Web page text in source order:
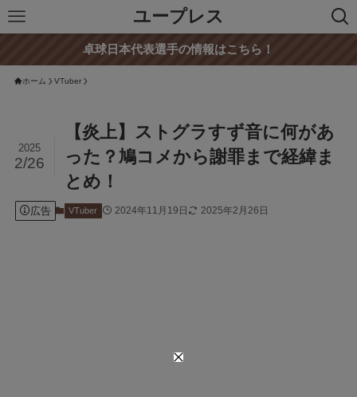
ユープレス
卓球日本代表選手の情報はこちら！
ホーム VTuber
【炎上】ストグラすず音に何があ
った？鳩コメから謝罪まで経緯ま
とめ！
2025
2/26
広告 VTuber 2024年11月19日 2025年2月26日